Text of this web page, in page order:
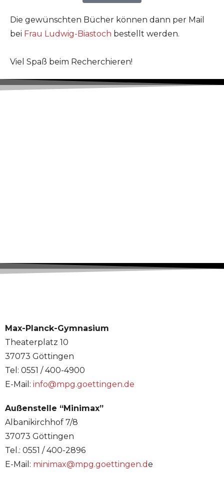
Die gewünschten Bücher können dann per Mail
bei Frau Ludwig-Biastoch bestellt werden.
Viel Spaß beim Recherchieren!
Max-Planck-Gymnasium
Theaterplatz 10
37073 Göttingen
Tel: 0551 / 400-4900
E-Mail: info@mpg.goettingen.de
Außenstelle “Minimax”
Albanikirchhof 7/8
37073 Göttingen
Tel.: 0551 / 400-2896
E-Mail: minimax@mpg.goettingen.de